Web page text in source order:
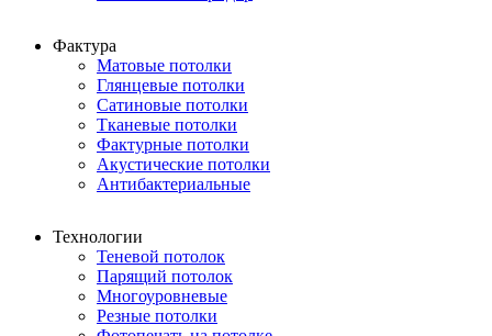
Фактура
Матовые потолки
Глянцевые потолки
Сатиновые потолки
Тканевые потолки
Фактурные потолки
Акустические потолки
Антибактериальные
Технологии
Теневой потолок
Парящий потолок
Многоуровневые
Резные потолки